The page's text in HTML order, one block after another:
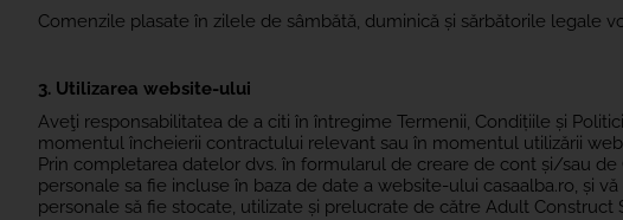
Comenzile plasate în zilele de sâmbătă, duminică și sărbătorile legale
3. Utilizarea website-ului
Aveţi responsabilitatea de a citi în întregime Termenii, Condițiile și
momentul încheierii contractului relevant sau în momentul utilizării
Prin completarea datelor dvs. în formularul de creare de cont și/sau
personale sa fie incluse în baza de date a website-ului casaalba.ro, și
personale să fie stocate, utilizate și prelucrate de către Adult Construct